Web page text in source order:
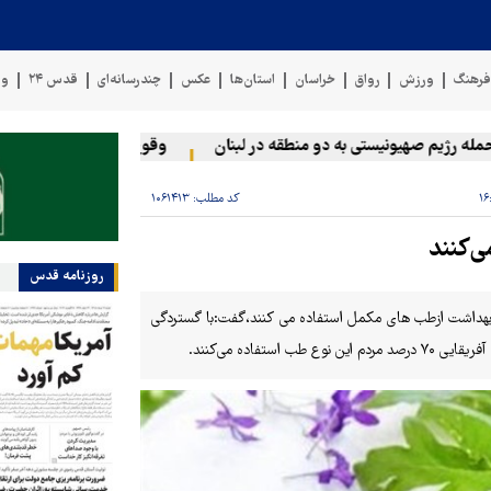
فرهنگ ورزش رواق خراسان استان‌ها عکس چندرسانه‌ای قدس ۲۴
صهیونیستی به دو منطقه در لبنان وقوع حادثه دریایی در
کد مطلب: ۱۰۶۱۴۱۳
از ۱۹۴کشور عضوسازمان جهانی بهداشت ازطب های مکمل استفاده می کنند،گفت:با گستردگی
می‌کنند.
روزنامه قدس